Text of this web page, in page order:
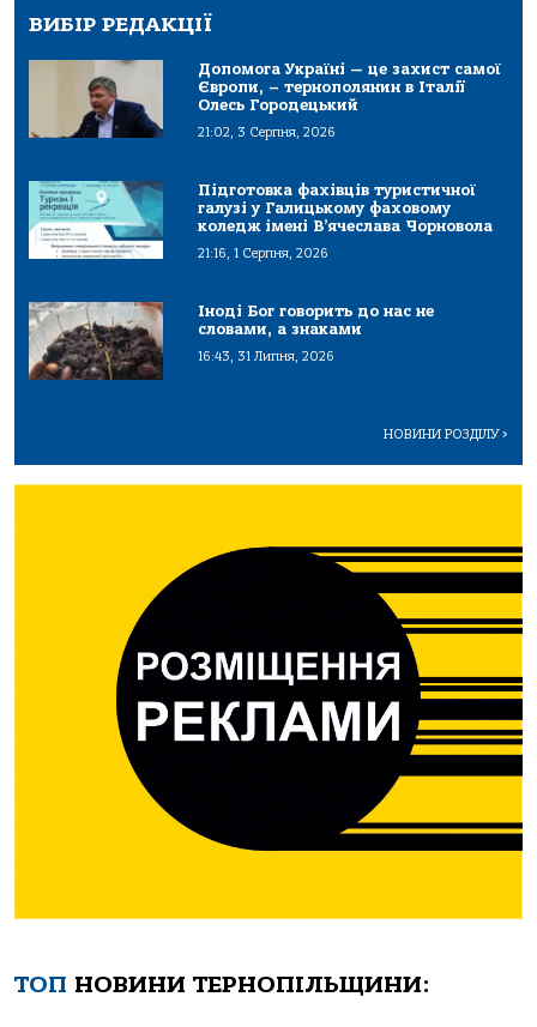
ВИБІР РЕДАКЦІЇ
Допомога Україні — це захист самої
Європи, – тернополянин в Італії
Олесь Городецький
21:02, 3 Серпня, 2026
Підготовка фахівців туристичної
галузі у Галицькому фаховому
коледж імені В’ячеслава Чорновола
21:16, 1 Серпня, 2026
Іноді Бог говорить до нас не
словами, а знаками
16:43, 31 Липня, 2026
НОВИНИ РОЗДІЛУ>
ТОП НОВИНИ ТЕРНОПІЛЬЩИНИ: